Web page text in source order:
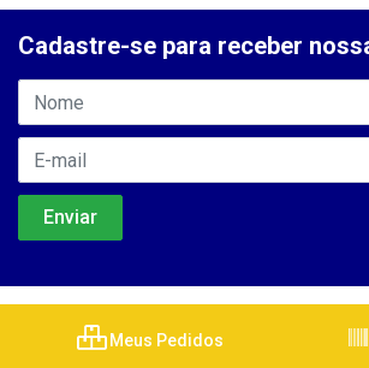
Cadastre-se para receber
Meus Pedidos